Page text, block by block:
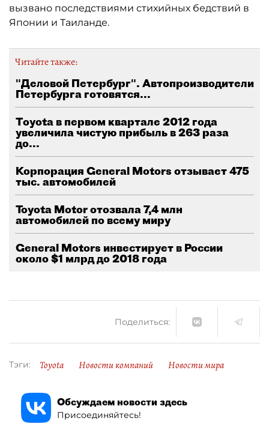
вызвано последствиями стихийных бедствий в
Японии и Таиланде.
Читайте также:
"Деловой Петербург". Автопроизводители
Петербурга готовятся...
Тoyota в первом квартале 2012 года
увеличила чистую прибыль в 263 раза
до...
Корпорация General Motors отзывает 475
тыс. автомобилей
Toyota Motor отозвала 7,4 млн
автомобилей по всему миру
General Motors инвестирует в России
около $1 млрд до 2018 года
Поделиться:
Тэги: Toyota Новости компаний Новости мира
Обсуждаем новости здесь
Присоединяйтесь!